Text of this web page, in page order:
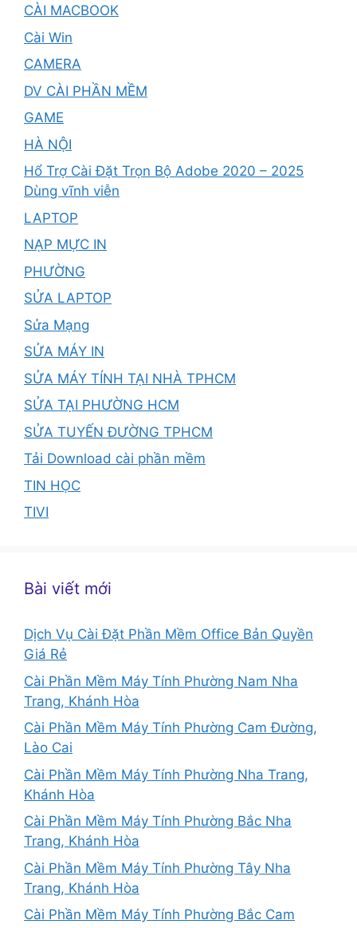
CÀI MACBOOK
Cài Win
CAMERA
DV CÀI PHẦN MỀM
GAME
HÀ NỘI
Hổ Trợ Cài Đặt Trọn Bộ Adobe 2020 – 2025
Dùng vĩnh viễn
LAPTOP
NẠP MỰC IN
PHƯỜNG
SỬA LAPTOP
Sửa Mạng
SỬA MÁY IN
SỬA MÁY TÍNH TẠI NHÀ TPHCM
SỬA TẠI PHƯỜNG HCM
SỬA TUYẾN ĐƯỜNG TPHCM
Tải Download cài phần mềm
TIN HỌC
TIVI
Bài viết mới
Dịch Vụ Cài Đặt Phần Mềm Office Bản Quyền
Giá Rẻ
Cài Phần Mềm Máy Tính Phường Nam Nha
Trang, Khánh Hòa
Cài Phần Mềm Máy Tính Phường Cam Đường,
Lào Cai
Cài Phần Mềm Máy Tính Phường Nha Trang,
Khánh Hòa
Cài Phần Mềm Máy Tính Phường Bắc Nha
Trang, Khánh Hòa
Cài Phần Mềm Máy Tính Phường Tây Nha
Trang, Khánh Hòa
Cài Phần Mềm Máy Tính Phường Bắc Cam